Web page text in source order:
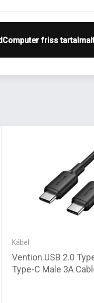
friss
Kábel
Vention USB 2.0
Type-C Male 3A